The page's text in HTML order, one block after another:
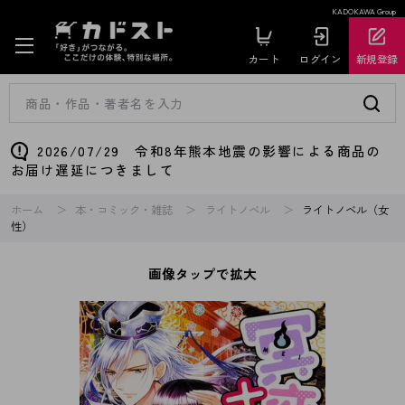
KADOKAWA Group
カート ログイン 新規登録
2026/07/29 令和8年熊本地震の影響による商品の
お届け遅延につきまして
ホーム 本・コミック・雑誌 ライトノベル
ライトノベル（女
性）
画像タップで拡大